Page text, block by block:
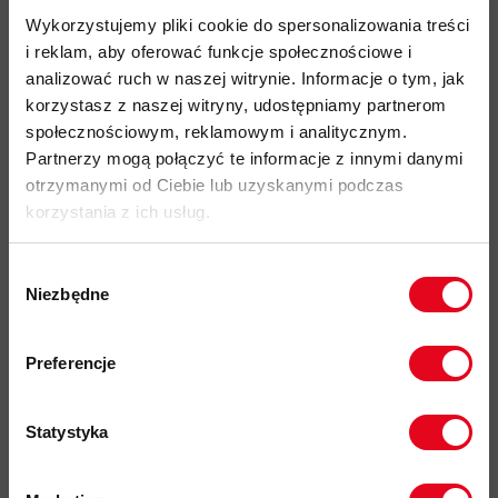
Wykorzystujemy pliki cookie do spersonalizowania treści
i reklam, aby oferować funkcje społecznościowe i
analizować ruch w naszej witrynie. Informacje o tym, jak
korzystasz z naszej witryny, udostępniamy partnerom
społecznościowym, reklamowym i analitycznym.
Partnerzy mogą połączyć te informacje z innymi danymi
otrzymanymi od Ciebie lub uzyskanymi podczas
korzystania z ich usług.
zgody
Niezbędne
Preferencje
Statystyka
błyskawiczny YKKVislon
listwa za przednim zamkiemdla lepszej ochrony przed
niekorzystnymi warunkami pogodowymi
wysoki, szczelny kołnierz
osłona końcówkizamka jako ochraniacz podbródka
wykonana z miękkiego materiału
1 pionowa kieszeń na piersi
2 boczne kieszenie
materiały pochodzące z
recyklingu, certyfikat bluesign
odbierz